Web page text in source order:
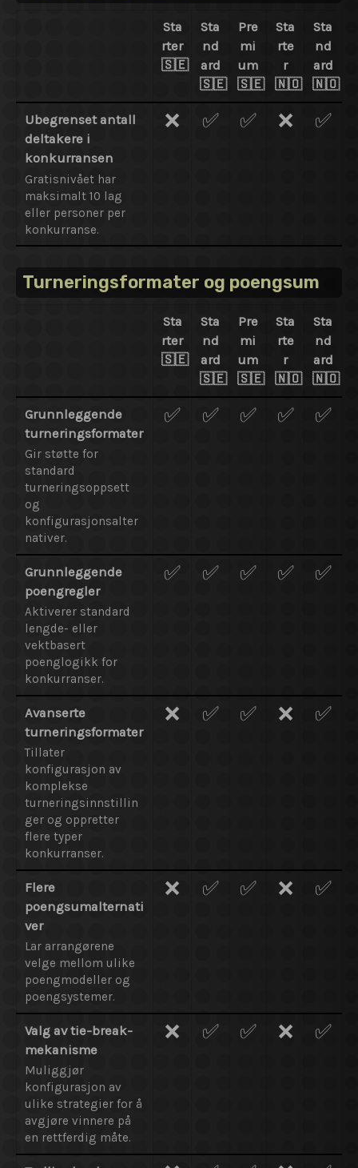
Sta
rter
🇸🇪
Sta
nd
ard
🇸🇪
Pre
mi
um
🇸🇪
Sta
rte
r
🇳🇴
Sta
nd
ard
🇳🇴
Ubegrenset antall
deltakere i
konkurransen
Gratisnivået har
maksimalt 10 lag
eller personer per
konkurranse.
❌ ✅ ✅ ❌ ✅
Turneringsformater og poengsum
Sta
rter
🇸🇪
Sta
nd
ard
🇸🇪
Pre
mi
um
🇸🇪
Sta
rte
r
🇳🇴
Sta
nd
ard
🇳🇴
Grunnleggende
turneringsformater
Gir støtte for
standard
turneringsoppsett
og
konfigurasjonsalter
nativer.
✅ ✅ ✅ ✅ ✅
Grunnleggende
poengregler
Aktiverer standard
lengde- eller
vektbasert
poenglogikk for
konkurranser.
✅ ✅ ✅ ✅ ✅
Avanserte
turneringsformater
Tillater
konfigurasjon av
komplekse
turneringsinnstillin
ger og oppretter
flere typer
konkurranser.
❌ ✅ ✅ ❌ ✅
Flere
poengsumalternati
ver
Lar arrangørene
velge mellom ulike
poengmodeller og
poengsystemer.
❌ ✅ ✅ ❌ ✅
Valg av tie-break-
mekanisme
Muliggjør
konfigurasjon av
ulike strategier for å
avgjøre vinnere på
en rettferdig måte.
❌ ✅ ✅ ❌ ✅